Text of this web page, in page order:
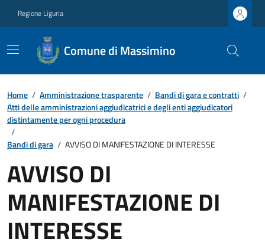
Regione Liguria
Comune di Massimino
Home / Amministrazione trasparente / Bandi di gara e contratti /
Atti delle amministrazioni aggiudicatrici e degli enti aggiudicatori
distintamente per ogni procedura
/
Bandi di gara / AVVISO DI MANIFESTAZIONE DI INTERESSE
AVVISO DI
MANIFESTAZIONE DI
INTERESSE